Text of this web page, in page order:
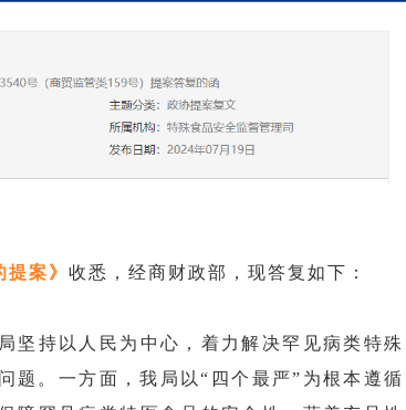
案》 收悉，经商财政部，现答复如下：
坚持以人民为中心，着力解决罕见病类特殊
题。一方面，我局以“四个最严”为根本遵循